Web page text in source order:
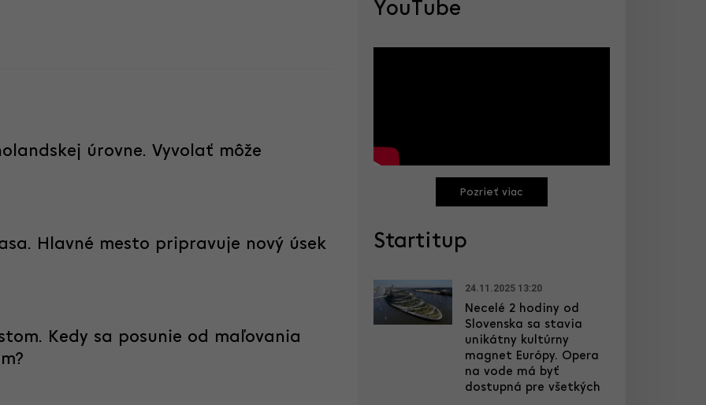
úrovne. Vyvolať môže
Hlavné mesto pripravuje nový úsek
Kedy sa posunie od maľovania
YouTube
Pozrieť viac
Startitup
24.11.2025 13:20
Necelé 2 hodiny od
Slovenska sa stavia
unikátny kultúrny
magnet Európy. Opera
na vode má byť
dostupná pre všetkých